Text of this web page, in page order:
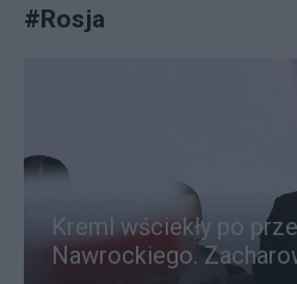
#Rosja
Kreml wściekły po
Nawrockiego.